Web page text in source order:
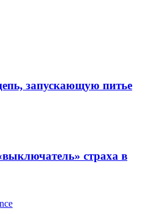
запускающую питье
страха в